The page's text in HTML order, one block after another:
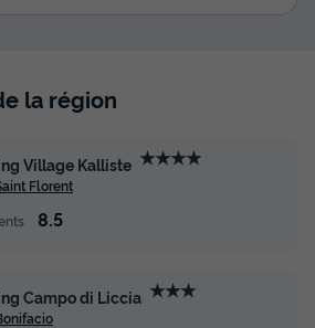
la région
Village Kalliste ★★★★
Florent
8.5
Campo di Liccia ★★★